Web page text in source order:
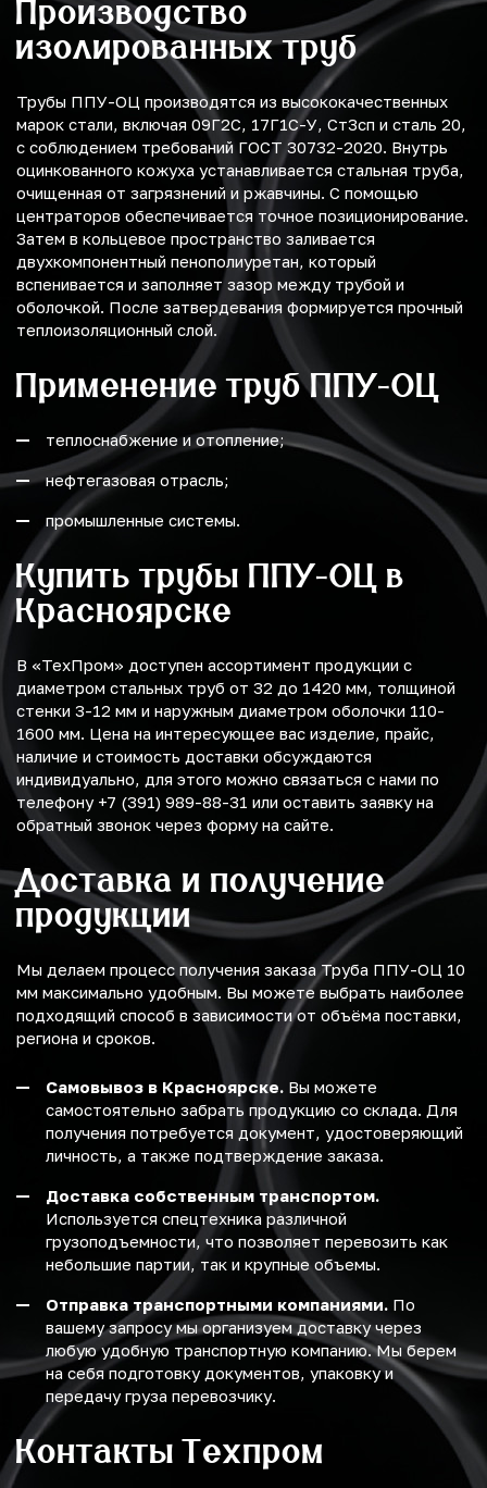
Производство
изолированных труб
Трубы ППУ-ОЦ производятся из высококачественных
марок стали, включая 09Г2С, 17Г1С-У, Ст3сп и сталь 20,
с соблюдением требований ГОСТ 30732-2020. Внутрь
оцинкованного кожуха устанавливается стальная труба,
очищенная от загрязнений и ржавчины. С помощью
центраторов обеспечивается точное позиционирование.
Затем в кольцевое пространство заливается
двухкомпонентный пенополиуретан, который
вспенивается и заполняет зазор между трубой и
оболочкой. После затвердевания формируется прочный
теплоизоляционный слой.
Применение труб ППУ-ОЦ
теплоснабжение и отопление;
нефтегазовая отрасль;
промышленные системы.
Купить трубы ППУ-ОЦ в
Красноярске
В «ТехПром» доступен ассортимент продукции с
диаметром стальных труб от 32 до 1420 мм, толщиной
стенки 3-12 мм и наружным диаметром оболочки 110-
1600 мм. Цена на интересующее вас изделие, прайс,
наличие и стоимость доставки обсуждаются
индивидуально, для этого можно связаться с нами по
телефону +7 (391) 989-88-31 или оставить заявку на
обратный звонок через форму на сайте.
Доставка и получение
продукции
Мы делаем процесс получения заказа Труба ППУ-ОЦ 10
мм максимально удобным. Вы можете выбрать наиболее
подходящий способ в зависимости от объёма поставки,
региона и сроков.
Самовывоз в Красноярске. Вы можете
самостоятельно забрать продукцию со склада. Для
получения потребуется документ, удостоверяющий
личность, а также подтверждение заказа.
Доставка собственным транспортом.
Используется спецтехника различной
грузоподъемности, что позволяет перевозить как
небольшие партии, так и крупные объемы.
Отправка транспортными компаниями. По
вашему запросу мы организуем доставку через
любую удобную транспортную компанию. Мы берем
на себя подготовку документов, упаковку и
передачу груза перевозчику.
Контакты Техпром